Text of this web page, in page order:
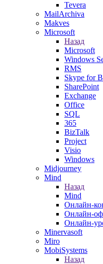
Tevera
MailArchiva
Makves
Microsoft
Назад
Microsoft
Windows
RMS
Skype for
SharePoint
Exchange
Office
SQL
365
BizTalk
Project
Visio
Windows
Midjourney
Mind
Назад
Mind
Онлайн-
Онлайн-
Онлайн-
Minervasoft
Miro
MobiSystems
Назад